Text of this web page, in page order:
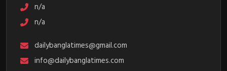
n/a
n/a
dailybanglatimes@gmail.com
info@dailybanglatimes.com